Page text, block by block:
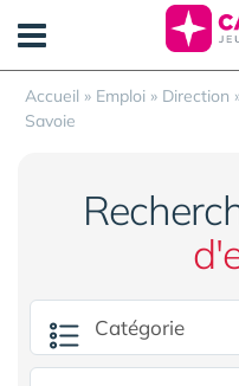
Accueil » Emploi » Direction
Savoie
Panneau de gestion des